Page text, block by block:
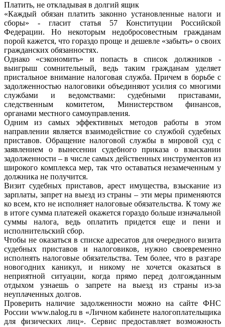
Платить, не откладывая в долгий ящик
«Каждый обязан платить законно установленные налоги и
сборы» - гласит статья 57 Конституции Российской
Федерации. Но некоторым недобросовестным гражданам
порой кажется, что гораздо проще и дешевле «забыть» о своих
гражданских обязанностях.
Однако «сэкономить» и попасть в список должников -
выигрыш сомнительный, ведь таким гражданам уделяет
пристальное внимание налоговая служба. Причем в борьбе с
задолженностью налоговики объединяют усилия со многими
службами и ведомствами: судебными приставами,
следственным комитетом, Министерством финансов,
органами местного самоуправления.
Одним из самых эффективных методов работы в этом
направлении является взаимодействие со службой судебных
приставов. Обращение налоговой службы в мировой суд с
заявлением о вынесении судебного приказа о взыскании
задолженности – в числе самых действенных инструментов из
широкого комплекса мер, так что оставаться незамеченным у
должника не получится.
Визит судебных приставов, арест имущества, взыскание из
зарплаты, запрет на выезд из страны – эти меры применяются
ко всем, кто не исполняет налоговые обязательства. К тому же
в итоге сумма платежей окажется гораздо больше изначальной
суммы налога, ведь оплатить придется еще и пени и
исполнительский сбор.
Чтобы не оказаться в списке адресатов для очередного визита
судебных приставов и налоговиков, нужно своевременно
исполнять налоговые обязательства. Тем более, что в разгаре
новогодних каникул, и никому не хочется оказаться в
неприятной ситуации, когда прямо перед долгожданным
отдыхом узнаешь о запрете на выезд из страны из-за
неуплаченных долгов.
Проверить наличие задолженности можно на сайте ФНС
России www.nalog.ru в «Личном кабинете налогоплательщика
для физических лиц». Сервис предоставляет возможность